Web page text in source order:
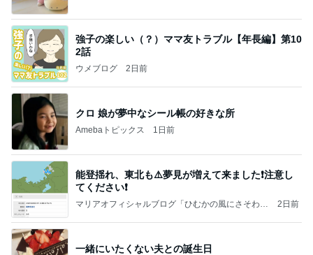
強子の楽しい（？）ママ友トラブル【年長編】第10
2話
ウメブログ 2日前
クロ 娘が夢中なシール帳の好きな所
Amebaトピックス 1日前
能登揺れ、東北も⚠️夢見が増えて来ました❗️注意し
てください❗️
マリアオフィシャルブログ「ひむかの風にさそわれ
2日前
一緒にいたくない夫との誕生日